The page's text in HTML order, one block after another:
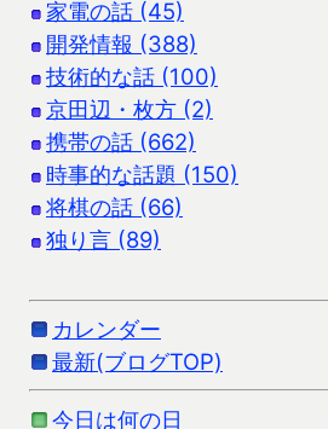
家電の話 (45)
開発情報 (388)
技術的な話 (100)
京田辺・枚方 (2)
携帯の話 (662)
時事的な話題 (150)
将棋の話 (66)
独り言 (89)
カレンダー
最新(ブログTOP)
今日は何の日